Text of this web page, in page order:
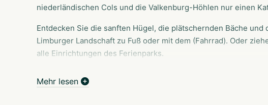
niederländischen Cols und die Valkenburg-Höhlen nur einen
Entdecken Sie die sanften Hügel, die plätschernden Bäche
Limburger Landschaft zu Fuß oder mit dem (Fahrrad). Oder
alle Einrichtungen des Ferienparks.
Mehr lesen